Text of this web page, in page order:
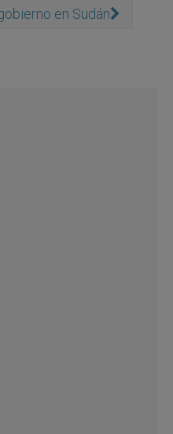
en Sudán